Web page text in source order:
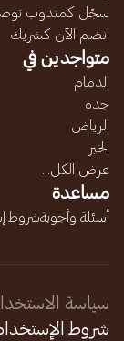
سجّل كمندوب
انضم الآن كشريك
متواجدين في
الدمام
جده
الرياض
الخبر
عرض الكل...
مساعدة
أسئلة وأجوبةشروط
سياسة
شروط